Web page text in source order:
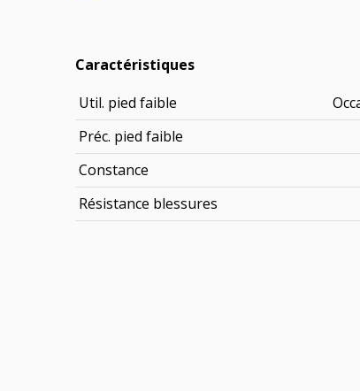
Caractéristiques
Util. pied faible
Préc. pied faible
Constance
Résistance blessures